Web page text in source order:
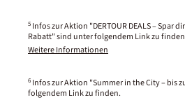
5 Infos zur Aktion "DERTOUR DEALS – Spar
Rabatt" sind unter folgendem Link zu
Weitere Informationen
6 Infos zur Aktion "Summer in the City – bis
folgendem Link zu finden.